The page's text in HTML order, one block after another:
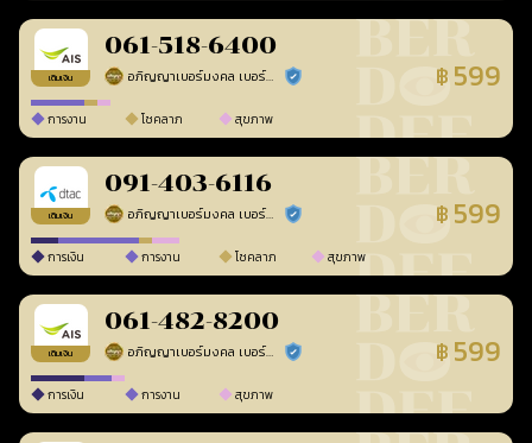
เติมเงิน
061-518-6400
อภิญญาเบอร์มงคล เบอร์สวยเลขศาสตร์ ร้านยืนยันแล้ว ฿ 599
การงาน โชคลาภ สุขภาพ
เติมเงิน
091-403-6116
อภิญญาเบอร์มงคล เบอร์สวยเลขศาสตร์ ร้านยืนยันแล้ว ฿ 599
การเงิน การงาน โชคลาภ สุขภาพ
เติมเงิน
061-482-8200
อภิญญาเบอร์มงคล เบอร์สวยเลขศาสตร์ ร้านยืนยันแล้ว ฿ 599
การเงิน การงาน สุขภาพ